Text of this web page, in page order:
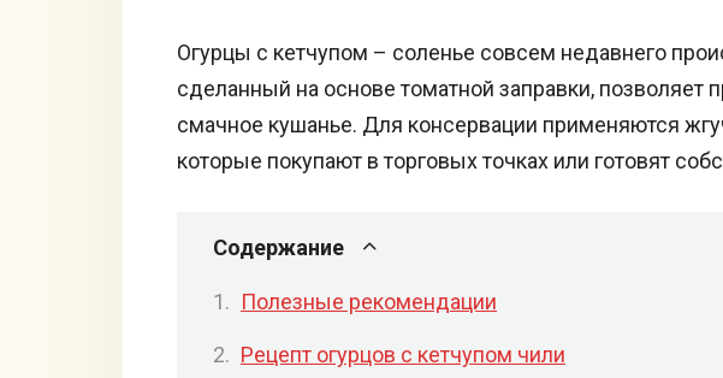
Огурцы с кетчупом – соленье совсем недавнего
сделанный на основе томатной заправки, позволяет
смачное кушанье. Для консервации применяются
которые покупают в торговых точках или готовят
Содержание
Полезные рекомендации
Рецепт огурцов с кетчупом чили